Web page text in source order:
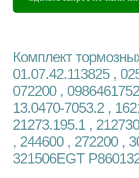
Комплект
01.07.42.113825 ,
072200 ,
13.0470-7053.2 ,
21273.195.1 ,
, 244600 , 272200 ,
321506EGT